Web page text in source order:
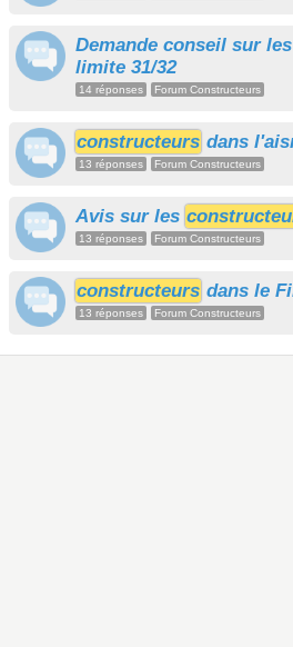
Demande conseil sur les
limite 31/32
14 réponses Forum Constructeurs
constructeurs dans
13 réponses Forum Constructeurs
Avis sur les
13 réponses Forum Constructeurs
constructeurs dans le
13 réponses Forum Constructeurs